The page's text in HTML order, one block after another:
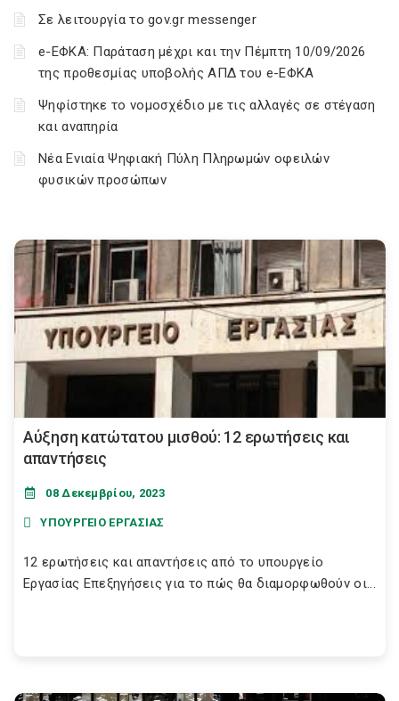
Σε λειτουργία το gov.gr messenger
e-ΕΦΚΑ: Παράταση μέχρι και την Πέμπτη 10/09/2026
της προθεσμίας υποβολής ΑΠΔ του e-ΕΦΚΑ
Ψηφίστηκε το νομοσχέδιο με τις αλλαγές σε στέγαση
και αναπηρία
Νέα Ενιαία Ψηφιακή Πύλη Πληρωμών οφειλών
φυσικών προσώπων
Αύξηση κατώτατου μισθού: 12 ερωτήσεις και
απαντήσεις
08 Δεκεμβρίου, 2023
ΥΠΟΥΡΓΕΙΟ ΕΡΓΑΣΙΑΣ
12 ερωτήσεις και απαντήσεις από το υπουργείο
Εργασίας Επεξηγήσεις για το πώς θα διαμορφωθούν οι...